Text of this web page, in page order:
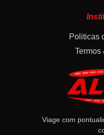
Politicas
Termos
Viage com